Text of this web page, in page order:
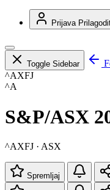
Prijava
Toggle Sidebar
^AXFJ
^A
S&P/ASX
^AXFJ · ASX
Spremljaj